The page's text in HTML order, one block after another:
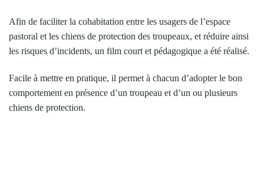
Afin de faciliter la cohabitation entre les usagers de l’espace
pastoral et les chiens de protection des troupeaux, et réduire ainsi
les risques d’incidents, un film court et pédagogique a été réalisé.
Facile à mettre en pratique, il permet à chacun d’adopter le bon
comportement en présence d’un troupeau et d’un ou plusieurs
chiens de protection.